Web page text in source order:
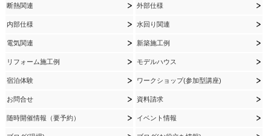
断熱関連 外部仕様
内部仕様 水回り関連
電気関連 新築施工例
リフォーム施工例 モデルハウス
宿泊体験 ワークショップ(参加型講座)
お問合せ 資料請求
随時開催情報（要予約） イベント情報